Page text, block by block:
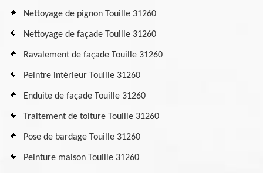
Nettoyage de pignon Touille 31260
Nettoyage de façade Touille 31260
Ravalement de façade Touille 31260
Peintre intérieur Touille 31260
Enduite de façade Touille 31260
Traitement de toiture Touille 31260
Pose de bardage Touille 31260
Peinture maison Touille 31260